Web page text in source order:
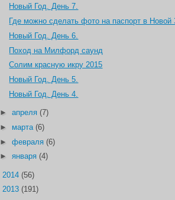
Новый Год. День 7.
Где можно сделать фото на паспорт в Новой
Новый Год. День 6.
Поход на Милфорд саунд
Солим красную икру 2015
Новый Год. День 5.
Новый Год. День 4.
► апреля (7)
► марта (6)
► февраля (6)
► января (4)
2014 (56)
2013 (191)